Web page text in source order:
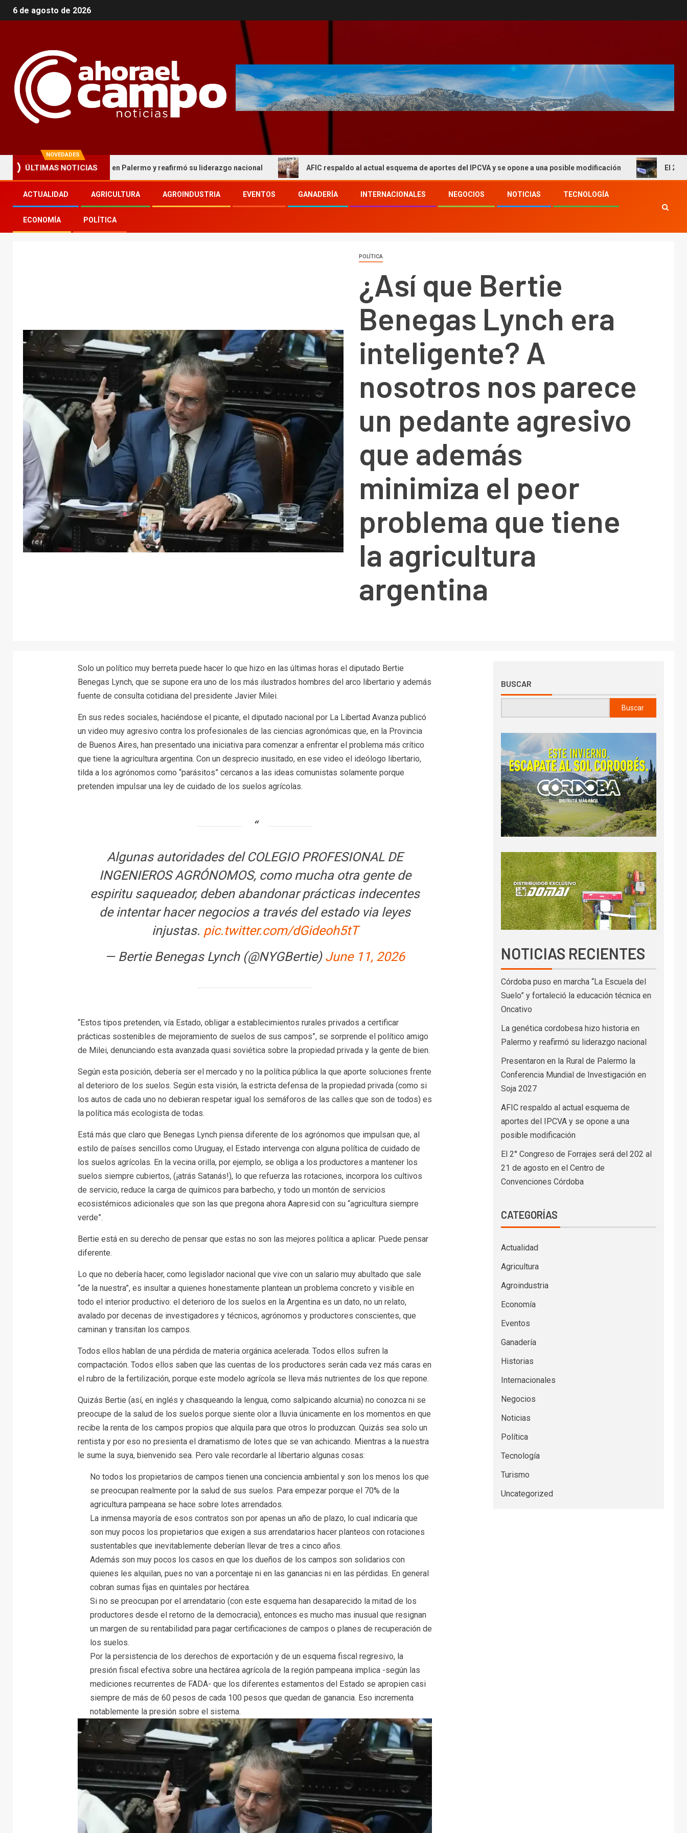
6 de agosto de 2026
NOVEDADES
ÚLTIMAS NOTICIAS
hizo historia en Palermo y reafirmó su liderazgo nacional AFIC respaldo al actual esquema de aportes del IPCVA y se opone a una posible modificación El 2° Congreso
ACTUALIDAD AGRICULTURA AGROINDUSTRIA EVENTOS GANADERÍA INTERNACIONALES NEGOCIOS NOTICIAS TECNOLOGÍA
ECONOMÍA POLÍTICA
POLÍTICA
¿Así que Bertie
Benegas Lynch era
inteligente? A
nosotros nos parece
un pedante agresivo
que además
minimiza el peor
problema que tiene
la agricultura
argentina
Solo un político muy berreta puede hacer lo que hizo en las últimas horas el diputado Bertie
Benegas Lynch, que se supone era uno de los más ilustrados hombres del arco libertario y además
fuente de consulta cotidiana del presidente Javier Milei.
En sus redes sociales, haciéndose el picante, el diputado nacional por La Libertad Avanza publicó
un video muy agresivo contra los profesionales de las ciencias agronómicas que, en la Provincia
de Buenos Aires, han presentado una iniciativa para comenzar a enfrentar el problema más crítico
que tiene la agricultura argentina. Con un desprecio inusitado, en ese video el ideólogo libertario,
tilda a los agrónomos como “parásitos” cercanos a las ideas comunistas solamente porque
pretenden impulsar una ley de cuidado de los suelos agrícolas.
Algunas autoridades del COLEGIO PROFESIONAL DE
INGENIEROS AGRÓNOMOS, como mucha otra gente de
espiritu saqueador, deben abandonar prácticas indecentes
de intentar hacer negocios a través del estado via leyes
injustas. pic.twitter.com/dGideoh5tT
— Bertie Benegas Lynch (@NYGBertie) June 11, 2026
“Estos tipos pretenden, vía Estado, obligar a establecimientos rurales privados a certificar
prácticas sostenibles de mejoramiento de suelos de sus campos”, se sorprende el político amigo
de Milei, denunciando esta avanzada quasi soviética sobre la propiedad privada y la gente de bien.
Según esta posición, debería ser el mercado y no la política pública la que aporte soluciones frente
al deterioro de los suelos. Según esta visión, la estricta defensa de la propiedad privada (como si
los autos de cada uno no debieran respetar igual los semáforos de las calles que son de todos) es
la política más ecologista de todas.
Está más que claro que Benegas Lynch piensa diferente de los agrónomos que impulsan que, al
estilo de países sencillos como Uruguay, el Estado intervenga con alguna política de cuidado de
los suelos agrícolas. En la vecina orilla, por ejemplo, se obliga a los productores a mantener los
suelos siempre cubiertos, (¡atrás Satanás!), lo que refuerza las rotaciones, incorpora los cultivos
de servicio, reduce la carga de químicos para barbecho, y todo un montón de servicios
ecosistémicos adicionales que son las que pregona ahora Aapresid con su “agricultura siempre
verde”.
Bertie está en su derecho de pensar que estas no son las mejores política a aplicar. Puede pensar
diferente.
Lo que no debería hacer, como legislador nacional que vive con un salario muy abultado que sale
“de la nuestra”, es insultar a quienes honestamente plantean un problema concreto y visible en
todo el interior productivo: el deterioro de los suelos en la Argentina es un dato, no un relato,
avalado por decenas de investigadores y técnicos, agrónomos y productores conscientes, que
caminan y transitan los campos.
Todos ellos hablan de una pérdida de materia orgánica acelerada. Todos ellos sufren la
compactación. Todos ellos saben que las cuentas de los productores serán cada vez más caras en
el rubro de la fertilización, porque este modelo agrícola se lleva más nutrientes de los que repone.
Quizás Bertie (así, en inglés y chasqueando la lengua, como salpicando alcurnia) no conozca ni se
preocupe de la salud de los suelos porque siente olor a lluvia únicamente en los momentos en que
recibe la renta de los campos propios que alquila para que otros lo produzcan. Quizás sea solo un
rentista y por eso no presienta el dramatismo de lotes que se van achicando. Mientras a la nuestra
le sume la suya, bienvenido sea. Pero vale recordarle al libertario algunas cosas:
No todos los propietarios de campos tienen una conciencia ambiental y son los menos los que
se preocupan realmente por la salud de sus suelos. Para empezar porque el 70% de la
agricultura pampeana se hace sobre lotes arrendados.
La inmensa mayoría de esos contratos son por apenas un año de plazo, lo cual indicaría que
son muy pocos los propietarios que exigen a sus arrendatarios hacer planteos con rotaciones
sustentables que inevitablemente deberían llevar de tres a cinco años.
Además son muy pocos los casos en que los dueños de los campos son solidarios con
quienes les alquilan, pues no van a porcentaje ni en las ganancias ni en las pérdidas. En general
cobran sumas fijas en quintales por hectárea.
Si no se preocupan por el arrendatario (con este esquema han desaparecido la mitad de los
productores desde el retorno de la democracia), entonces es mucho mas inusual que resignan
un margen de su rentabilidad para pagar certificaciones de campos o planes de recuperación de
los suelos.
Por la persistencia de los derechos de exportación y de un esquema fiscal regresivo, la
presión fiscal efectiva sobre una hectárea agrícola de la región pampeana implica -según las
mediciones recurrentes de FADA- que los diferentes estamentos del Estado se apropien casi
siempre de más de 60 pesos de cada 100 pesos que quedan de ganancia. Eso incrementa
notablemente la presión sobre el sistema.
BUSCAR
Buscar
NOTICIAS RECIENTES
Córdoba puso en marcha “La Escuela del
Suelo” y fortaleció la educación técnica en
Oncativo
La genética cordobesa hizo historia en
Palermo y reafirmó su liderazgo nacional
Presentaron en la Rural de Palermo la
Conferencia Mundial de Investigación en
Soja 2027
AFIC respaldo al actual esquema de
aportes del IPCVA y se opone a una
posible modificación
El 2° Congreso de Forrajes será del 202 al
21 de agosto en el Centro de
Convenciones Córdoba
CATEGORÍAS
Actualidad
Agricultura
Agroindustria
Economía
Eventos
Ganadería
Historias
Internacionales
Negocios
Noticias
Política
Tecnología
Turismo
Uncategorized